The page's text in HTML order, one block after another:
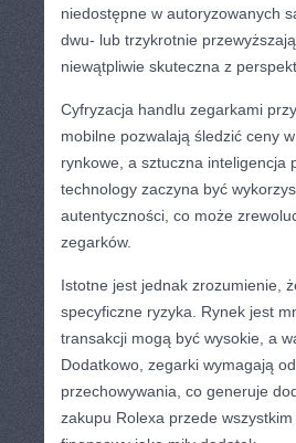
niedostępne w autoryzowanych
dwu- lub trzykrotnie
niewątpliwie skuteczna z
Cyfryzacja handlu zegarkami
mobilne pozwalają śledzić ceny
rynkowe, a sztuczna inteligencja
technology zaczyna być
autentyczności, co może
zegarków.
Istotne jest jednak zrozumienie,
specyficzne ryzyka. Rynek jest
transakcji mogą być wysokie, a
Dodatkowo, zegarki wymagają
przechowywania, co generuje
zakupu Rolexa przede